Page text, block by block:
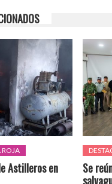
ROJA
Astilleros en
Se